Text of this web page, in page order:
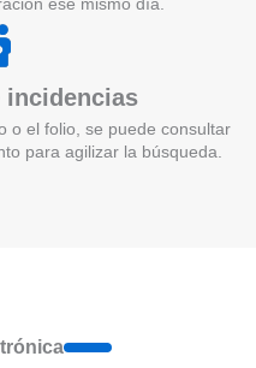
incidencias
o el folio, se puede consultar
para agilizar la búsqueda.